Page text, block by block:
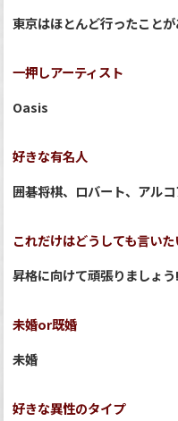
東京はほとんど行ったこと
一押しアーティスト
Oasis
好きな有名人
囲碁将棋、ロバート、アル
これだけはどうしても言いた
昇格に向けて頑張りましょ
未婚or既婚
未婚
好きな異性のタイプ